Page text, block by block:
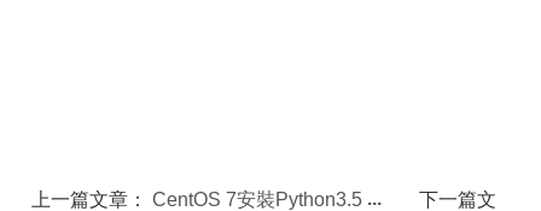
上一篇文章：CentOS 7安裝Python3.5
下一篇文